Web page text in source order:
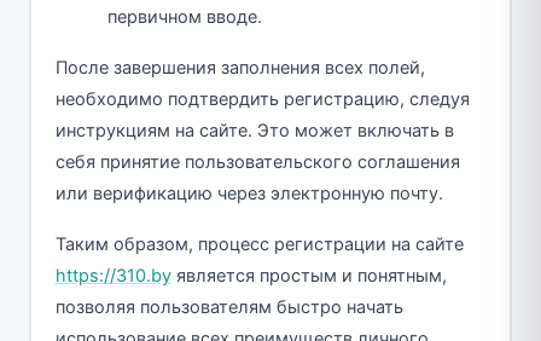
первичном вводе.
После завершения заполнения всех полей,
необходимо подтвердить регистрацию, следуя
инструкциям на сайте. Это может включать в
себя принятие пользовательского соглашения
или верификацию через электронную почту.
Таким образом, процесс регистрации на сайте
https://310.byявляется простым и понятным,
позволяя пользователям быстро начать